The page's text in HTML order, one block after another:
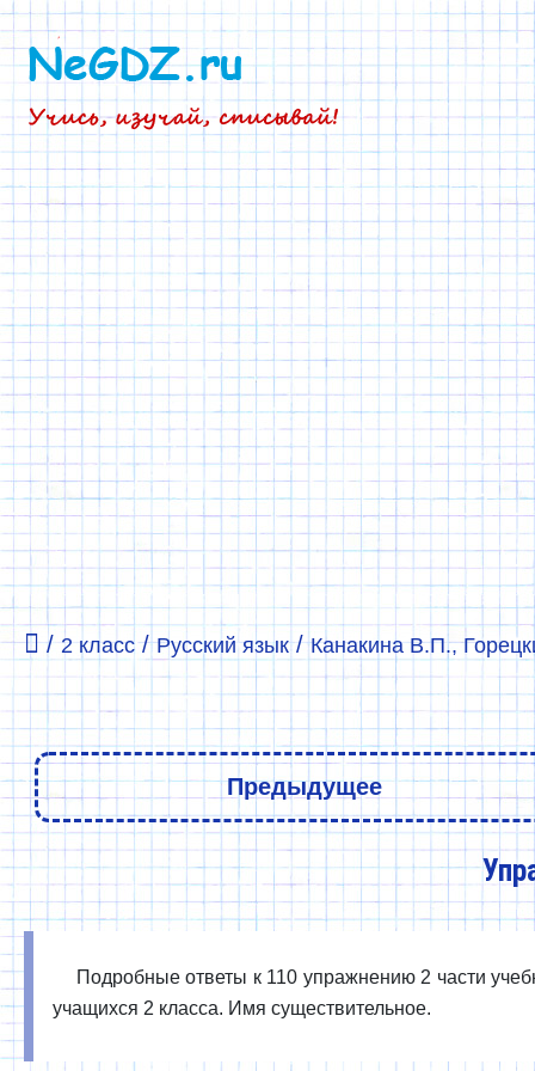
/ 2 класс/Русский язык/Канакина В.П.,
Предыдущее
Подробные ответы к 110 упражнению 2 части
учащихся 2 класса. Имя существительное.